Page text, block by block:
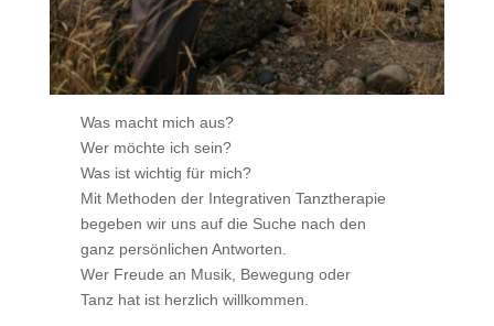
Was macht mich aus?
Wer möchte ich sein?
Was ist wichtig für mich?
Mit Methoden der Integrativen Tanztherapie
begeben wir uns auf die Suche nach den
ganz persönlichen Antworten.
Wer Freude an Musik, Bewegung oder
Tanz hat ist herzlich willkommen.